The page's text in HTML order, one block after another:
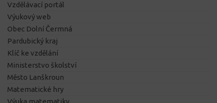
Vzdělávací portál
Výukový web
Obec Dolní Čermná
Pardubický kraj
Klíč ke vzdělání
Ministerstvo školství
Město Lanškroun
Matematické hry
Výuka matematiky